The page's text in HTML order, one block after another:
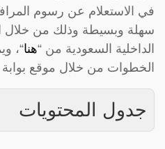
في الاستعلام عن رسوم
سهلة وبسيطة وذلك من خلال
الداخلية السعودية من “هنا“،
الخطوات من خلال موقع بوابة
جدول المحتويات